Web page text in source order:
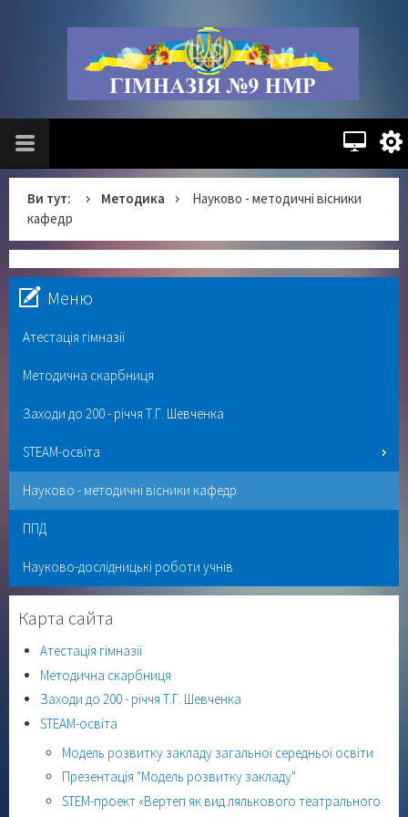
Ви тут: Методика
Науково - методичні вісники
кафедр
Меню
Атестація гімназії
Методична скарбниця
Заходи до 200 - річчя Т.Г. Шевченка
STEAM-освіта
Науково - методичні вісники кафедр
ППД
Науково-дослідницькі роботи учнів
Карта сайта
Атестація гімназії
Методична скарбниця
Заходи до 200 - річчя Т.Г. Шевченка
STEAM-освіта
Модель розвитку закладу загальної середньої освіти
Презентація "Модель розвитку закладу"
STEM-проект «Вертеп як вид лялькового театрального